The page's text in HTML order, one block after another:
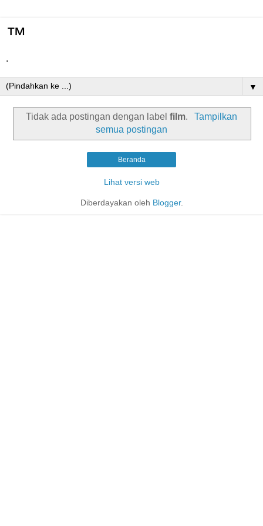
™
.
▼
Tidak ada postingan dengan labelfilm.
Tampilkan
semua postingan
Beranda
Lihat versi web
Diberdayakan oleh Blogger.